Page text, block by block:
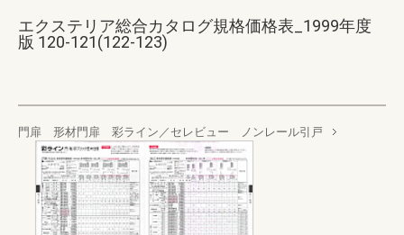
エクステリア総合カタログ規格価格表_1999年度
版 120-121(122-123)
門扉 形材門扉 彩ライン／セレビュー ノンレール引戸